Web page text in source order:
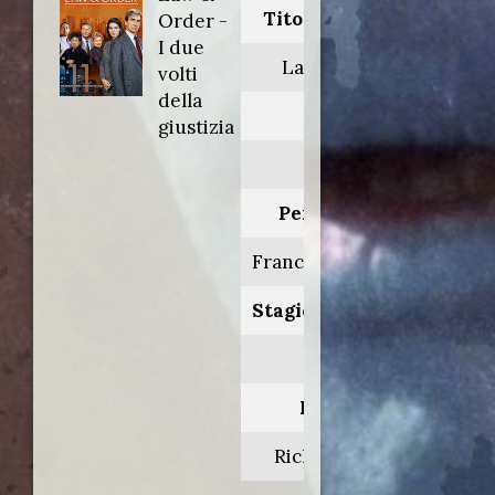
Order -
I due
volti
della
giustizia
Titolo originale:
Law & Order
Personaggio:
Francis 'Taz' Partell
Stagione.Episodio:
Regia di:
Richard Dobbs